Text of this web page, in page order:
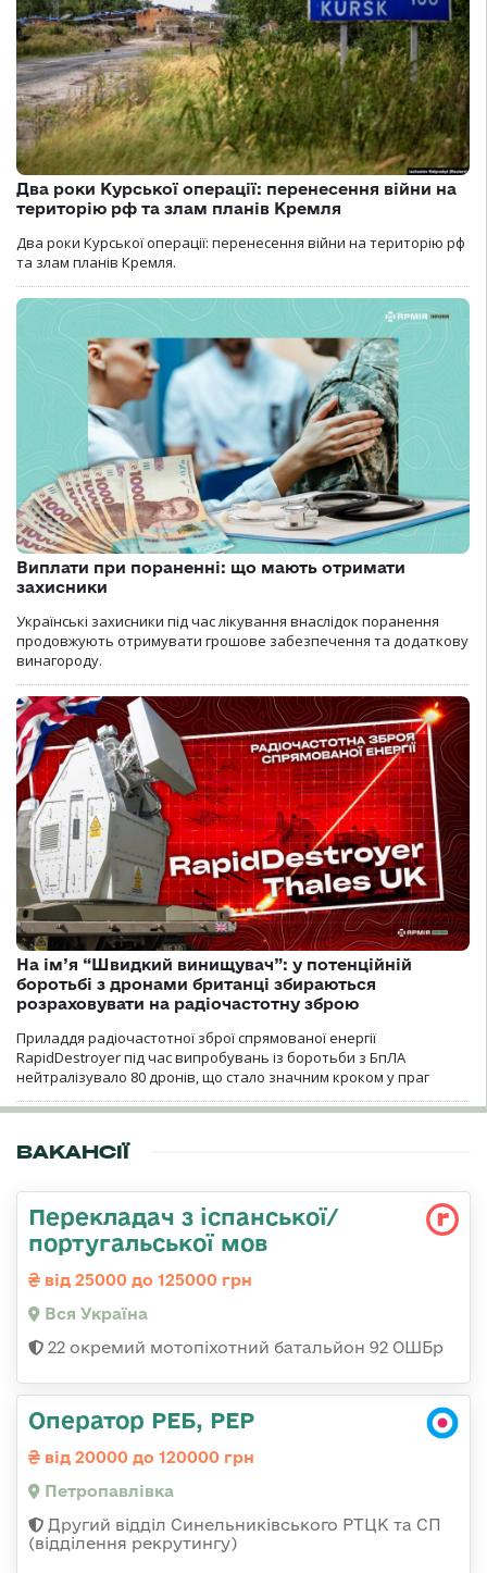
Два роки Курської операції: перенесення війни на
територію рф та злам планів Кремля
Два роки Курської операції: перенесення війни на територію рф
та злам планів Кремля.
Виплати при пораненні: що мають отримати
захисники
Українські захисники під час лікування внаслідок поранення
продовжують отримувати грошове забезпечення та додаткову
винагороду.
На ім’я “Швидкий винищувач”: у потенційній
боротьбі з дронами британці збираються
розраховувати на радіочастотну зброю
Приладдя радіочастотної зброї спрямованої енергії
RapidDestroyer під час випробувань із боротьби з БпЛА
нейтралізувало 80 дронів, що стало значним кроком у праг
ВАКАНСІЇ
Перекладач з іспанської/
португальської мов
від 25000 до 125000 грн
Вся Україна
22 окремий мотопіхотний батальйон 92 ОШБр
Оператор РЕБ, РЕР
від 20000 до 120000 грн
Петропавлівка
Другий відділ Синельниківського РТЦК та СП
(відділення рекрутингу)